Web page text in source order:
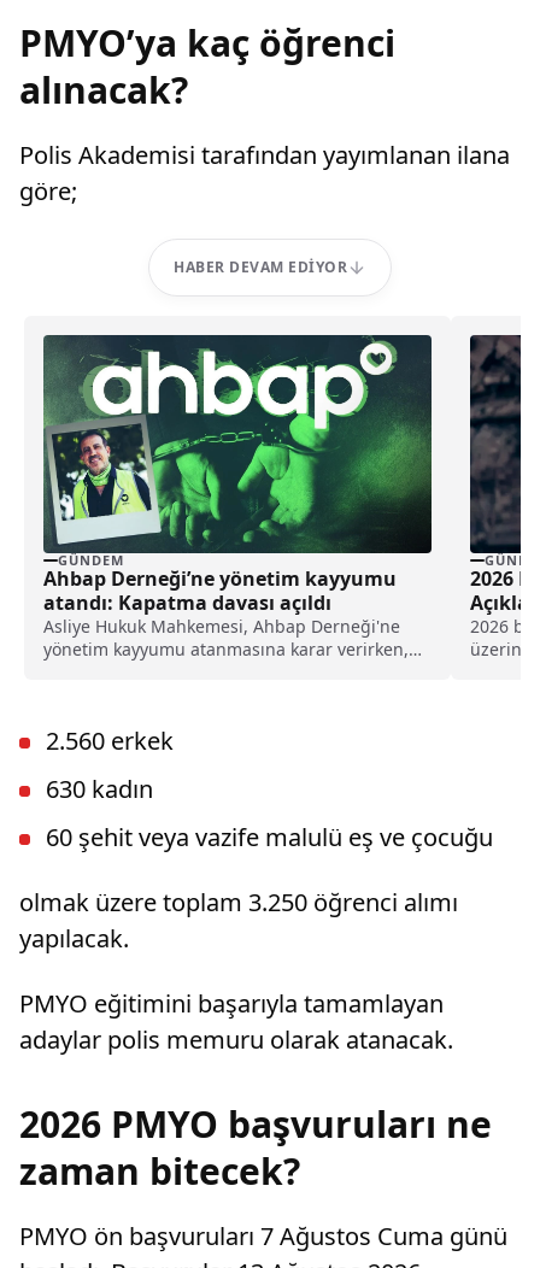
PMYO’ya kaç öğrenci
alınacak?
Polis Akademisi tarafından yayımlanan ilana
göre;
HABER DEVAM EDIYOR
GÜNDEM
Ahbap Derneği’ne yönetim kayyumu
atandı: Kapatma davası açıldı
Asliye Hukuk Mahkemesi, Ahbap Derneği'ne
yönetim kayyumu atanmasına karar verirken,
2026
2026
2.560 erkek
630 kadın
60 şehit veya vazife malulü eş ve çocuğu
olmak üzere toplam 3.250 öğrenci alımı
yapılacak.
PMYO eğitimini başarıyla tamamlayan
adaylar polis memuru olarak atanacak.
2026 PMYO başvuruları ne
zaman bitecek?
PMYO ön başvuruları 7 Ağustos Cuma günü